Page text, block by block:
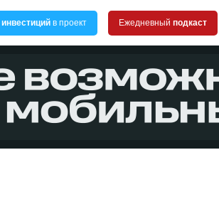
инвестиций в проект Ежедневный подкаст